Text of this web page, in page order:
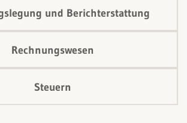
und Berichterstattung
Rechnungswesen
Steuern